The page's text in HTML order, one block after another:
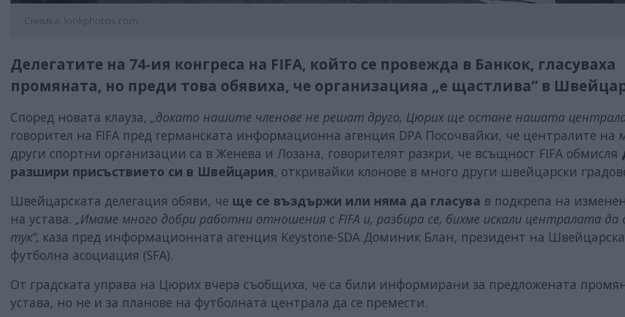
Снимка: lookphotos.com
Делегатите на 74-ия конгреса на FIFA, който се провежда в Банкок, гласуваха
промяната, но преди това обявиха, че организацияа „е щастлива” в
Според новата клауза, „докато нашите членове не решат друго, Цюрих ще остане нашата
говорител на FIFA пред германската информационна агенция DPA Посочвайки, че централите на
други спортни организации са в Женева и Лозана, говорителят разкри, че всъщност FIFA обмисля
разшири присъствието си в Швейцария, откривайки клонове в много други швейцарски
Швейцарската делегация обяви, че ще се въздържи или няма да гласува в подкрепа на
на устава. „Имаме много добри работни отношения с FIFA и, разбира се, бихме искали централата да
тук“, каза пред информационната агенция Keystone-SDA Доминик Блан, президент на
футболна асоциация (SFA).
От градската управа на Цюрих вчера съобщиха, че са били информирани за предложената
устава, но не и за планове на футболната централа да се премести.